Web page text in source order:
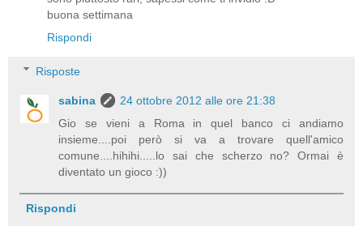
buona settimana
Rispondi
Risposte
sabina
24 ottobre 2012 alle ore 21:38
Gio se vieni a Roma in quel banco ci andiamo
insieme....poi però si va a trovare quell'amico
comune....hihihi.....lo sai che scherzo no? Ormai è
diventato un gioco :))
Rispondi